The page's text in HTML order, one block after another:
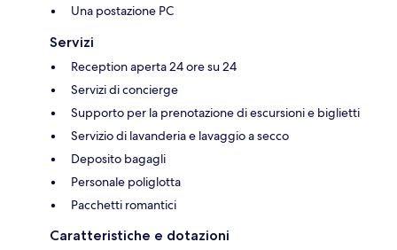
Una postazione PC
Servizi
Reception aperta 24 ore su 24
Servizi di concierge
Supporto per la prenotazione di escursioni e biglietti
Servizio di lavanderia e lavaggio a secco
Deposito bagagli
Personale poliglotta
Pacchetti romantici
Caratteristiche e dotazioni